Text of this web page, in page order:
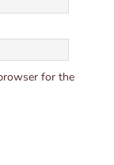
for the